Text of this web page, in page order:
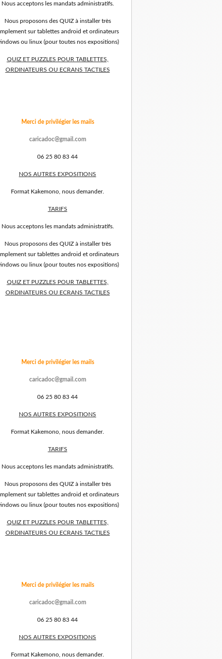
Nous acceptons les mandats administratifs.
Nous proposons des QUIZ à installer très
sur tablettes android et ordinateurs
ou linux (pour toutes nos expositions)
QUIZ ET PUZZLES POUR TABLETTES,
ORDINATEURS OU ECRANS TACTILES
Merci de privilégier les mails
caricadoc@gmail.com
06 25 80 83 44
NOS AUTRES EXPOSITIONS
Format Kakemono, nous demander.
TARIFS
Nous acceptons les mandats administratifs.
Nous proposons des QUIZ à installer très
sur tablettes android et ordinateurs
ou linux (pour toutes nos expositions)
QUIZ ET PUZZLES POUR TABLETTES,
ORDINATEURS OU ECRANS TACTILES
Merci de privilégier les mails
caricadoc@gmail.com
06 25 80 83 44
NOS AUTRES EXPOSITIONS
Format Kakemono, nous demander.
TARIFS
Nous acceptons les mandats administratifs.
Nous proposons des QUIZ à installer très
sur tablettes android et ordinateurs
ou linux (pour toutes nos expositions)
QUIZ ET PUZZLES POUR TABLETTES,
ORDINATEURS OU ECRANS TACTILES
Merci de privilégier les mails
caricadoc@gmail.com
06 25 80 83 44
NOS AUTRES EXPOSITIONS
Format Kakemono, nous demander.